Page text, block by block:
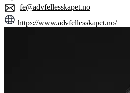
fe@advfellesskapet.no
https://www.advfellesskapet.no/